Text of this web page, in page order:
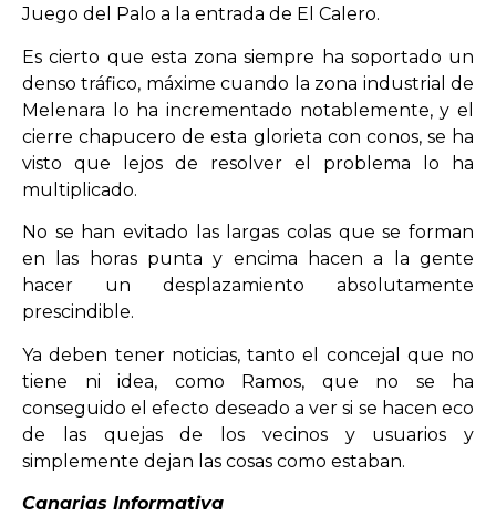
Juego del Palo a la entrada de El Calero.
Es cierto que esta zona siempre ha soportado un
denso tráfico, máxime cuando la zona industrial de
Melenara lo ha incrementado notablemente, y el
cierre chapucero de esta glorieta con conos, se ha
visto que lejos de resolver el problema lo ha
multiplicado.
No se han evitado las largas colas que se forman
en las horas punta y encima hacen a la gente
hacer un desplazamiento absolutamente
prescindible.
Ya deben tener noticias, tanto el concejal que no
tiene ni idea, como Ramos, que no se ha
conseguido el efecto deseado a ver si se hacen eco
de las quejas de los vecinos y usuarios y
simplemente dejan las cosas como estaban.
Canarias Informativa